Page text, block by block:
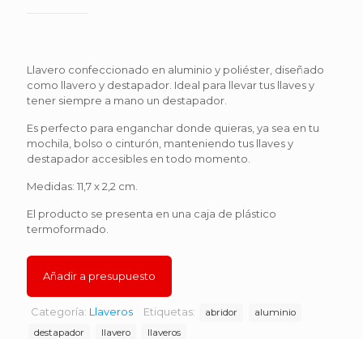
Llavero confeccionado en aluminio y poliéster, diseñado
como llavero y destapador. Ideal para llevar tus llaves y
tener siempre a mano un destapador.
Es perfecto para enganchar donde quieras, ya sea en tu
mochila, bolso o cinturón, manteniendo tus llaves y
destapador accesibles en todo momento.
Medidas: 11,7 x 2,2 cm.
El producto se presenta en una caja de plástico
termoformado.
Añadir a presupuesto
Categoría: Llaveros Etiquetas: abridor
aluminio
destapador
llavero llaveros